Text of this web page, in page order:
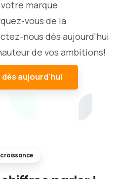
marque.
vous de la
nous dès aujourd'hui
de vos ambitions!
aujourd'hui